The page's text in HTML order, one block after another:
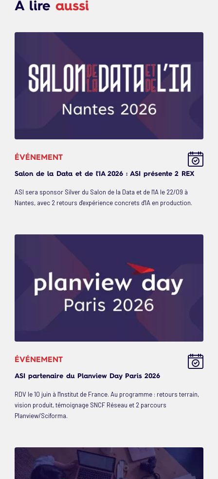
À lire aussi
ÉVÉNEMENT
Salon de la Data et de l'IA 2026 : ASI présente 2 REX
ASI sera sponsor Silver du Salon de la Data et de l'IA le 22/09 à
Nantes, avec 2 retours d'expérience concrets d'IA en production.
ÉVÉNEMENT
ASI partenaire du Planview Day Paris 2026
RDV le 10 juin à l'Institut de France. Au programme : retours terrain,
vision produit, témoignage SNCF Réseau et 2 parcours
Planview/Sciforma.